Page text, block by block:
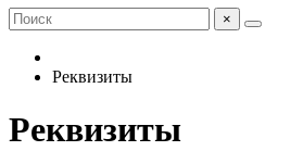
×
Реквизиты
Реквизиты